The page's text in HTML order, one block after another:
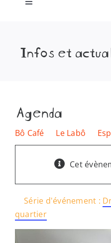
Toggle
Notre projet
Ressources
Nous trouver
Infos et
Agenda
Bô Café Le Labô
Cet
Série d'événement :
quartier